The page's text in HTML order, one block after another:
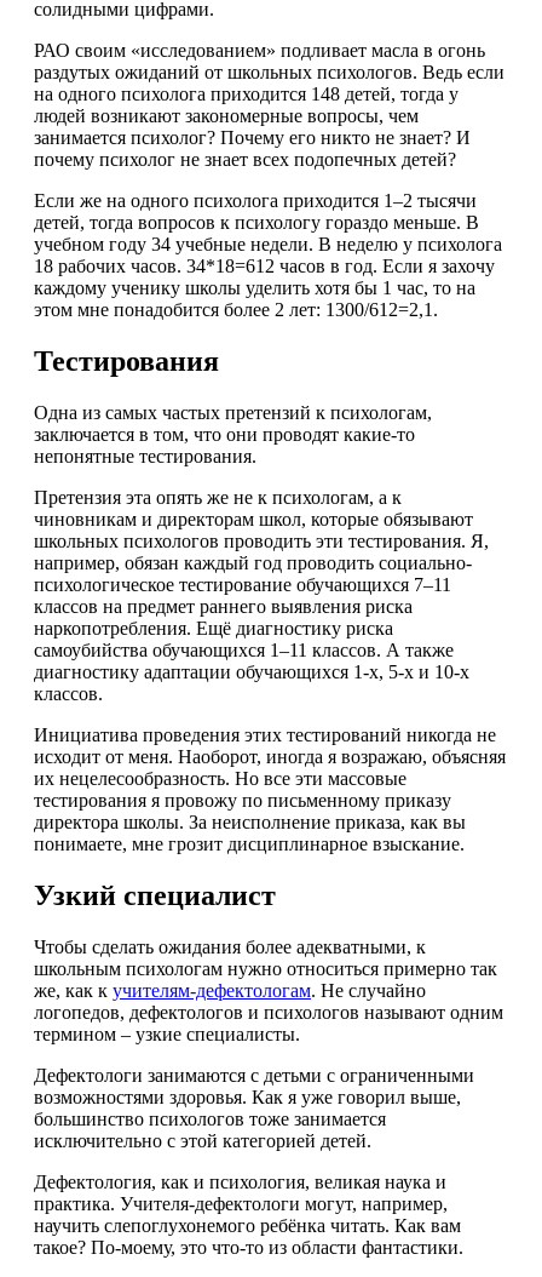
солидными цифрами.
РАО своим «исследованием» подливает масла в огонь
раздутых ожиданий от школьных психологов. Ведь если
на одного психолога приходится 148 детей, тогда у
людей возникают закономерные вопросы, чем
занимается психолог? Почему его никто не знает? И
почему психолог не знает всех подопечных детей?
Если же на одного психолога приходится 1–2 тысячи
детей, тогда вопросов к психологу гораздо меньше. В
учебном году 34 учебные недели. В неделю у психолога
18 рабочих часов. 34*18=612 часов в год. Если я захочу
каждому ученику школы уделить хотя бы 1 час, то на
этом мне понадобится более 2 лет: 1300/612=2,1.
Тестирования
Одна из самых частых претензий к психологам,
заключается в том, что они проводят какие-то
непонятные тестирования.
Претензия эта опять же не к психологам, а к
чиновникам и директорам школ, которые обязывают
школьных психологов проводить эти тестирования. Я,
например, обязан каждый год проводить социально-
психологическое тестирование обучающихся 7–11
классов на предмет раннего выявления риска
наркопотребления. Ещё диагностику риска
самоубийства обучающихся 1–11 классов. А также
диагностику адаптации обучающихся 1-х, 5-х и 10-х
классов.
Инициатива проведения этих тестирований никогда не
исходит от меня. Наоборот, иногда я возражаю, объясняя
их нецелесообразность. Но все эти массовые
тестирования я провожу по письменному приказу
директора школы. За неисполнение приказа, как вы
понимаете, мне грозит дисциплинарное взыскание.
Узкий специалист
Чтобы сделать ожидания более адекватными, к
школьным психологам нужно относиться примерно так
же, как к учителям-дефектологам. Не случайно
логопедов, дефектологов и психологов называют одним
термином – узкие специалисты.
Дефектологи занимаются с детьми с ограниченными
возможностями здоровья. Как я уже говорил выше,
большинство психологов тоже занимается
исключительно с этой категорией детей.
Дефектология, как и психология, великая наука и
практика. Учителя-дефектологи могут, например,
научить слепоглухонемого ребёнка читать. Как вам
такое? По-моему, это что-то из области фантастики.